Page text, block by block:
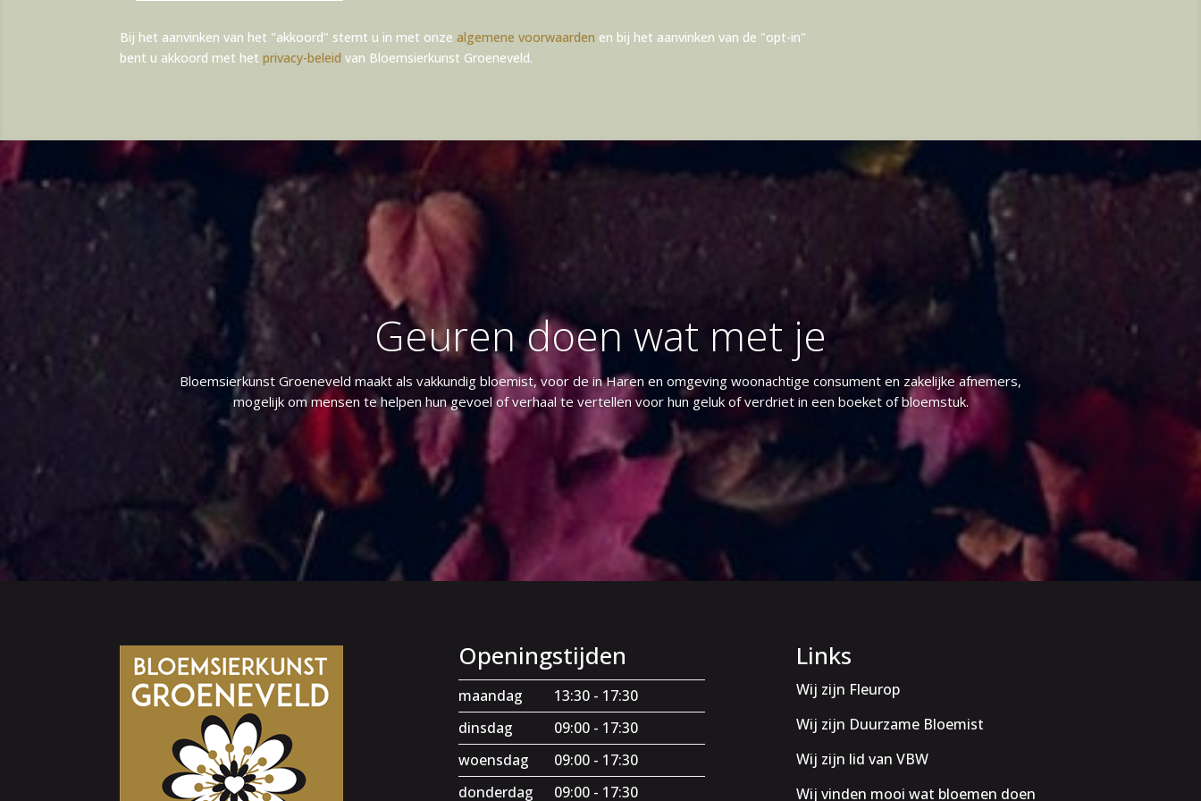
Bij het aanvinken van het "akkoord" stemt u in met onzealgemene voorwaarden en bij het aanvinken van de "opt-in"
bent u akkoord met hetprivacy-beleid van Bloemsierkunst Groeneveld.
Geuren doen wat met je
Bloemsierkunst Groeneveld maakt als vakkundig bloemist, voor de in Haren en omgeving woonachtige consument en zakelijke afnemers,
mogelijk om mensen te helpen hun gevoel of verhaal te vertellen voor hun geluk of verdriet in een boeket of bloemstuk.
Openingstijden
maandag
13:30 - 17:30
dinsdag
09:00 - 17:30
woensdag
09:00 - 17:30
donderdag
09:00 - 17:30
Links
Wij zijn Fleurop
Wij zijn Duurzame Bloemist
Wij zijn lid van VBW
Wij vinden mooi wat bloemen doen